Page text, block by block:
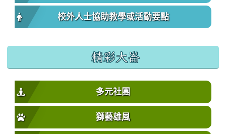
校外人士協助教學或活動要點
精彩大崙
多元社團
獅藝雄風